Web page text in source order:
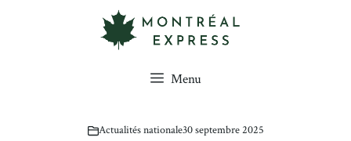
Menu
Actualités nationale30 septembre 2025